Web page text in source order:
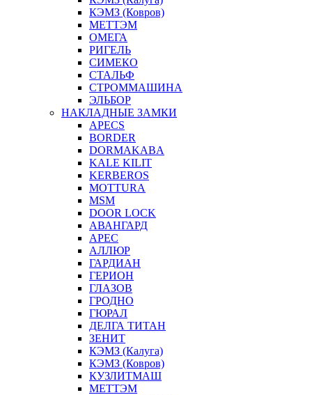
КЭМЗ (Ковров)
МЕТТЭМ
ОМЕГА
РИГЕЛЬ
СИМЕКО
СТАЛЬФ
СТРОММАШИНА
ЭЛЬБОР
НАКЛАДНЫЕ ЗАМКИ
APECS
BORDER
DORMAKABA
KALE KILIT
KERBEROS
MOTTURA
MSM
DOOR LOCK
АВАНГАРД
АРЕС
АЛЛЮР
ГАРДИАН
ГЕРИОН
ГЛАЗОВ
ГРОДНО
ГЮРАЛ
ДЕЛГА ТИТАН
ЗЕНИТ
КЭМЗ (Калуга)
КЭМЗ (Ковров)
КУЗЛИТМАШ
МЕТТЭМ